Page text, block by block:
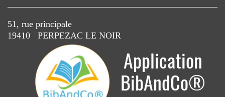
51, rue principale
19410 PERPEZAC LE NOIR
Application
BibAndCo®